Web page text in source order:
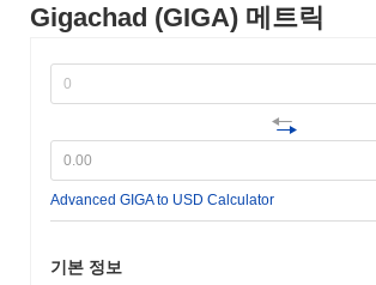
Gigachad (GIGA) 메트릭
Advanced GIGA to USD Calculator
기본 정보
공식 업데이트에 따르면, 기가차드는 2024년 1
한 프로토콜 업그레이드를 준비하고 있으며,
경험과 거래 효율성을 개선하기 위한 새로운
다. 또한, 팀은 향후 몇 달 내에 발표될 전략적
이며, 이는 기가차드의 생태계와 사용자 기반
니다. 이러한 이니셔티브는 커뮤니티 참여와
하는 더 넓은 로드맵의 일환으로, 공식 채널을
적됩니다. 다가오는 이정표는 기가차드의 시장
하고 사용자에게 유용성을 높일 것입니다.
기가차드의 차별점은 무엇인가요?